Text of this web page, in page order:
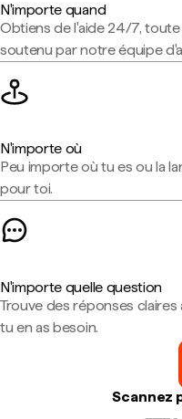
N'importe quand
Obtiens de l'aide 24/7, toute
soutenu par notre équipe
N'importe où
Peu importe où tu es ou la
pour toi.
N'importe quelle question
Trouve des réponses
tu en as besoin.
Scannez